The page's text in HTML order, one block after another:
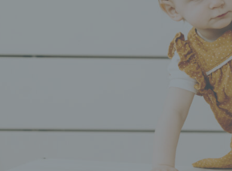
FÜR FOTOGRAFEN
KONTAKT